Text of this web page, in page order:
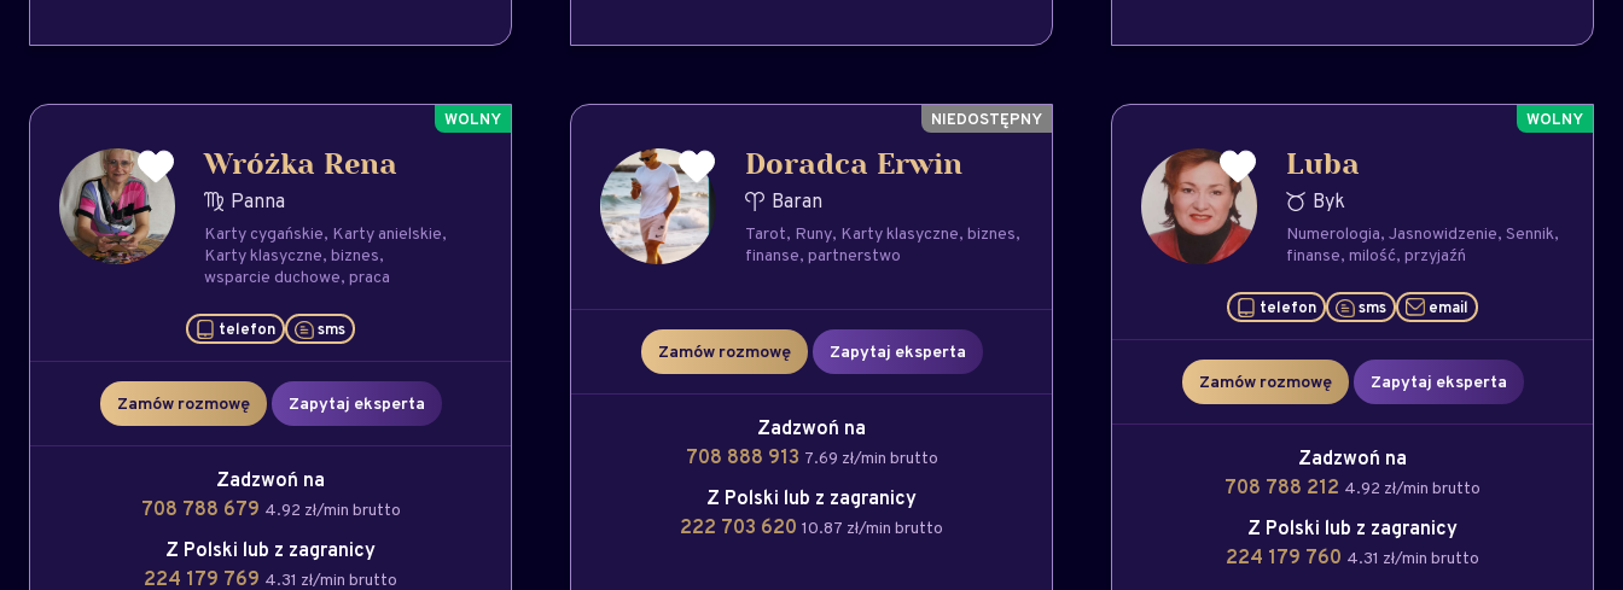
Wróżka Rena
Panna
Karty cygańskie Karty anielskie
Karty klasyczne biznes
wsparcie duchowe praca
telefon sms
Zamów rozmowę Zapytaj eksperta
Zadzwoń na
708 788 679 4.92 zł/min brutto
Z Polski lub z zagranicy
224 179 769 4.31 zł/min brutto
Doradca Erwin
Baran
Tarot Runy Karty klasyczne biznes
finanse partnerstwo
Zamów rozmowę Zapytaj eksperta
Zadzwoń na
708 888 913 7.69 zł/min brutto
Z Polski lub z zagranicy
222 703 620 10.87 zł/min brutto
Luba
Byk
Numerologia Jasnowidzenie Sennik
finanse milość przyjaźń
telefon sms email
Zamów rozmowę Zapytaj eksperta
Zadzwoń na
708 788 212 4.92 zł/min brutto
Z Polski lub z zagranicy
224 179 760 4.31 zł/min brutto